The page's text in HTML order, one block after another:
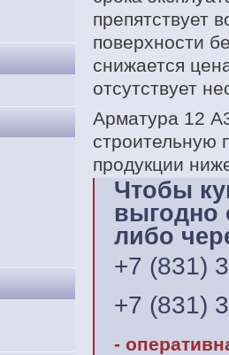
препятствует
поверхности
снижается
отсутствует
Арматура 12
строительную
продукции
Чтобы
выгодно
либо
+7 (831)
+7 (831)
-